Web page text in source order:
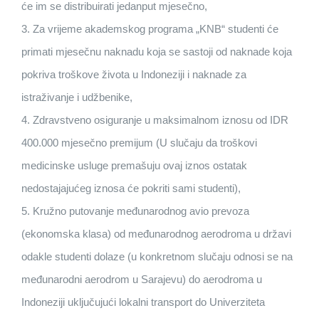
će im se distribuirati jedanput mjesečno,
3. Za vrijeme akademskog programa „KNB“ studenti će
primati mjesečnu naknadu koja se sastoji od naknade koja
pokriva troškove života u Indoneziji i naknade za
istraživanje i udžbenike,
4. Zdravstveno osiguranje u maksimalnom iznosu od IDR
400.000 mjesečno premijum (U slučaju da troškovi
medicinske usluge premašuju ovaj iznos ostatak
nedostajajućeg iznosa će pokriti sami studenti),
5. Kružno putovanje međunarodnog avio prevoza
(ekonomska klasa) od međunarodnog aerodroma u državi
odakle studenti dolaze (u konkretnom slučaju odnosi se na
međunarodni aerodrom u Sarajevu) do aerodroma u
Indoneziji uključujući lokalni transport do Univerziteta